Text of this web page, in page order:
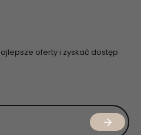
oferty i zyskać dostęp